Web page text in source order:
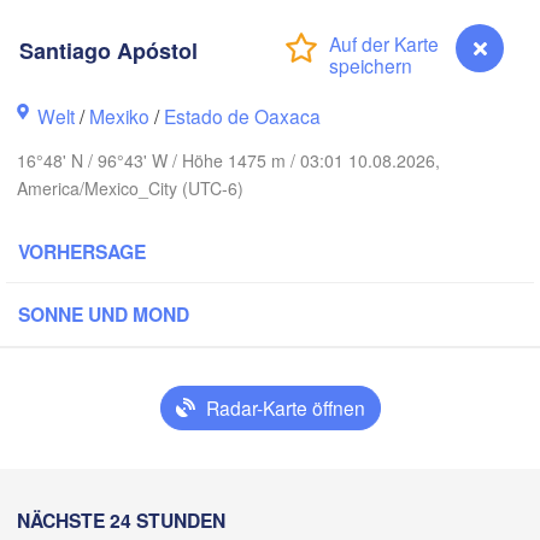
Santiago Apóstol
Welt/Mexiko /Estado de Oaxaca
16°48' N / 96°43' W / Höhe 1475 m / 03:01 10.08.2026,
America/Mexico_City (UTC-6)
VORHERSAGE
SONNE UND MOND
Radar-Karte öffnen
NÄCHSTE 24 STUNDEN
Ciudad Victoria
Acapulco
Querétaro Poza Rica
Tehuacán
Veracruz
Santiago Apóstol
H